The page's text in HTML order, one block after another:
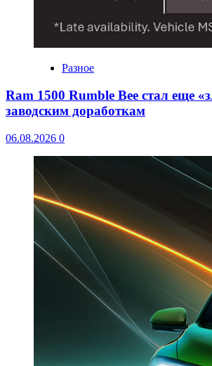
Разное
Ram 1500 Rumble Bee стал еще
заводским доработкам
06.08.2026 0